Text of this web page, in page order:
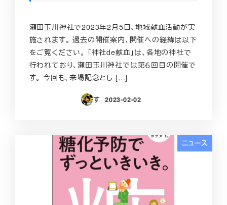
瀬田玉川神社で2023年2月5日、地域献血活動が実
施されます。 過去の開催案内、開催への経緯は以下
をご覧ください。 「神社de献血」は、各地の神社で
行われており、瀬田玉川神社では第６回目の開催で
す。 今回も、来場記念とし […]
す
投稿日
2023-02-02
ニュース